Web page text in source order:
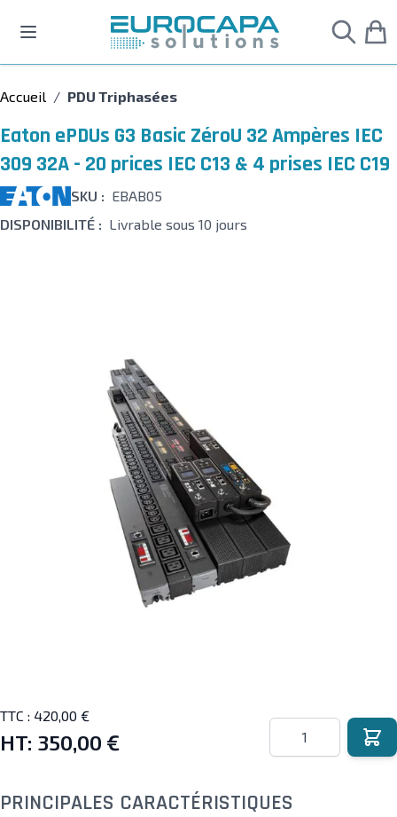
Accueil / PDU Triphasées
Eaton ePDUs G3 Basic ZéroU 32 Ampères IEC
309 32A - 20 prices IEC C13 & 4 prises IEC C19
SKU : EBAB05
DISPONIBILITÉ : Livrable sous 10 jours
TTC : 420,00 €
HT: 350,00 €
Quantité
PRINCIPALES CARACTÉRISTIQUES